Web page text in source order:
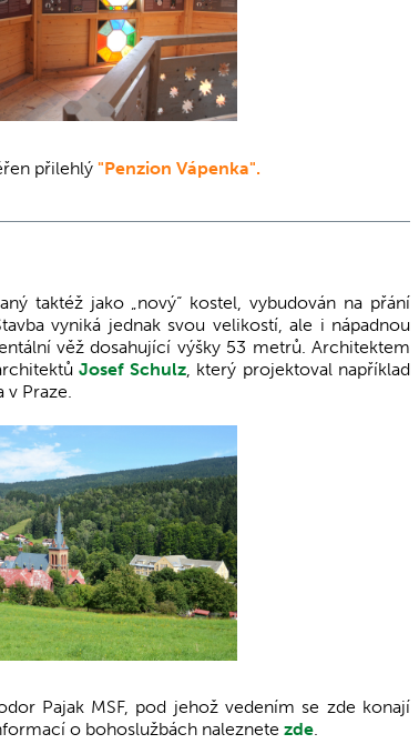
přilehlý"Penzion Vápenka".
taktéž jako „nový“ kostel, vybudován na přání
vyniká jednak svou velikostí, ale i nápadnou
věž dosahující výšky 53 metrů. Architektem
Josef Schulz , který projektoval například
Praze.
Pajak MSF, pod jehož vedením se zde konají
o bohoslužbách naleznetezde.